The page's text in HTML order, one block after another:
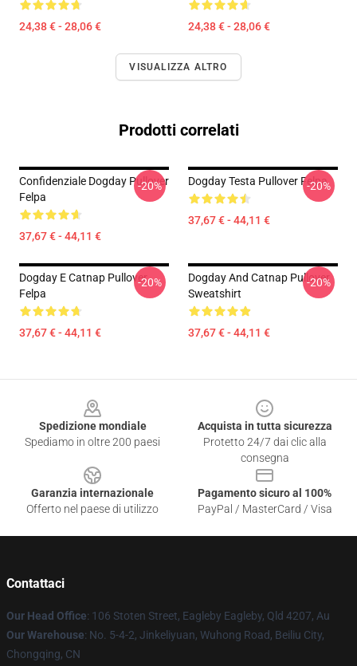
24,38 € - 28,06 € 24,38 € - 28,06 €
VISUALIZZA ALTRO
Prodotti correlati
Confidenziale Dogday Pullover
Felpa
37,67 € - 44,11 €
-20% Dogday Testa Pullover Felpa
37,67 € - 44,11 €
-20%
Dogday E Catnap Pullover
Felpa
37,67 € - 44,11 €
-20%
Dogday And Catnap Pullover
Sweatshirt
37,67 € - 44,11 €
-20%
Spedizione mondiale
Spediamo in oltre 200 paesi
Acquista in tutta sicurezza
Protetto 24/7 dai clic alla
consegna
Garanzia internazionale
Offerto nel paese di utilizzo
Pagamento sicuro al 100%
PayPal / MasterCard / Visa
Contattaci
Our Head Office: 106 Stoten Street, Eagleby Eagleby, Qld 4207, Au
Our Warehouse: No. 5-4-2, Jinkeliyuan, Wuhong Road, Beiliu City,
Chongqing, CN